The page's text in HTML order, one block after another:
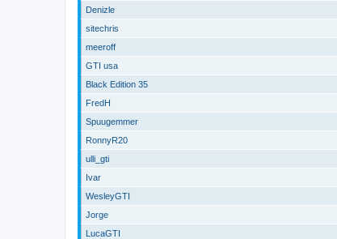
Denizle
sitechris
meeroff
GTI usa
Black Edition 35
FredH
Spuugemmer
RonnyR20
ulli_gti
Ivar
WesleyGTI
Jorge
LucaGTI